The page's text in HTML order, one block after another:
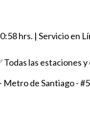
hrs. | Servicio en
Todas las estaciones
Metro de Santiago -